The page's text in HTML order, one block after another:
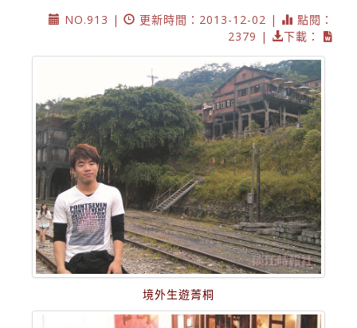
NO.913 |
更新時間：2013-12-02 |
點閱：
2379 |
下載：
境外生遊菁桐